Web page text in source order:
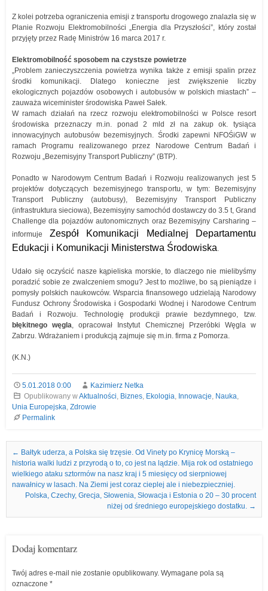
Z kolei potrzeba ograniczenia emisji z transportu drogowego znalazła się w
Planie Rozwoju Elektromobilności „Energia dla Przyszłości”, który został
przyjęty przez Radę Ministrów 16 marca 2017 r.
Elektromobilność sposobem na czystsze powietrze
„Problem zanieczyszczenia powietrza wynika także z emisji spalin przez
środki komunikacji. Dlatego konieczne jest zwiększenie liczby
ekologicznych pojazdów osobowych i autobusów w polskich miastach” –
zauważa wiceminister środowiska Paweł Sałek.
W ramach działań na rzecz rozwoju elektromobilności w Polsce resort
środowiska przeznaczy m.in. ponad 2 mld zł na zakup ok. tysiąca
innowacyjnych autobusów bezemisyjnych. Środki zapewni NFOŚiGW w
ramach Programu realizowanego przez Narodowe Centrum Badań i
Rozwoju „Bezemisyjny Transport Publiczny” (BTP).
Ponadto w Narodowym Centrum Badań i Rozwoju realizowanych jest 5
projektów dotyczących bezemisyjnego transportu, w tym: Bezemisyjny
Transport Publiczny (autobusy), Bezemisyjny Transport Publiczny
(infrastruktura sieciowa), Bezemisyjny samochód dostawczy do 3.5 t, Grand
Challenge dla pojazdów autonomicznych oraz Bezemisyjny Carsharing –
informuje Zespół Komunikacji Medialnej Departamentu
Edukacji i Komunikacji Ministerstwa Środowiska.
Udało się oczyścić nasze kąpieliska morskie, to dlaczego nie mielibyśmy
poradzić sobie ze zwalczeniem smogu? Jest to możliwe, bo są pieniądze i
pomysły polskich naukowców. Wsparcia finansowego udzielają Narodowy
Fundusz Ochrony Środowiska i Gospodarki Wodnej i Narodowe Centrum
Badań i Rozwoju. Technologię produkcji prawie bezdymnego, tzw.
błękitnego węgla, opracował Instytut Chemicznej Przeróbki Węgla w
Zabrzu. Wdrażaniem i produkcją zajmuje się m.in. firma z Pomorza.
(K.N.)
5.01.2018 0:00
Kazimierz Netka
Opublikowany wAktualności, Biznes, Ekologia, Innowacje, Nauka,
Unia Europejska, Zdrowie
Permalink
Nawigacja we wpisach
← Bałtyk uderza, a Polska się trzęsie. Od Vinety po Krynicę Morską –
historia walki ludzi z przyrodą o to, co jest na lądzie. Mija rok od ostatniego
wielkiego ataku sztormów na nasz kraj i 5 miesięcy od sierpniowej
nawałnicy w lasach. Na Ziemi jest coraz cieplej ale i niebezpieczniej.
Polska, Czechy, Grecja, Słowenia, Słowacja i Estonia o 20 – 30 procent
niżej od średniego europejskiego dostatku. →
Dodaj komentarz
Twój adres e-mail nie zostanie opublikowany. Wymagane pola są
oznaczone *